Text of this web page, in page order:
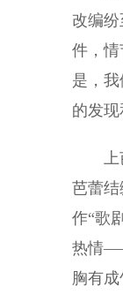
改编
件，
是，
的发现
上芭
芭蕾结
作“歌
热情
胸有成